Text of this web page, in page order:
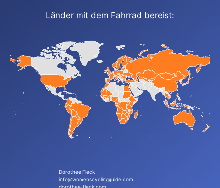
Länder mit dem Fahrrad bereist:
Dorothee Fleck
info@womenscyclingguide.com
dorothee-fleck.com